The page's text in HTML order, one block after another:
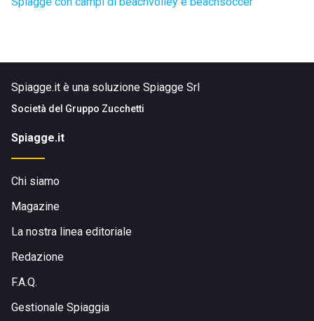
Spiagge.it è una soluzione Spiagge Srl
Società del Gruppo Zucchetti
Spiagge.it
Chi siamo
Magazine
La nostra linea editoriale
Redazione
F.A.Q.
Gestionale Spiaggia